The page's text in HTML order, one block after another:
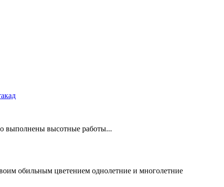
выполнены высотные работы...
обильным цветением однолетние и многолетние